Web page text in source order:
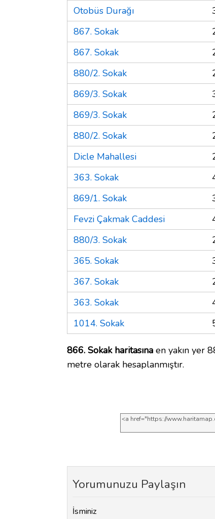
Otobüs Durağı
867. Sokak
867. Sokak
880/2. Sokak
869/3. Sokak
869/3. Sokak
880/2. Sokak
Dicle Mahallesi
363. Sokak
869/1. Sokak
Fevzi Çakmak Caddesi
880/3. Sokak
365. Sokak
367. Sokak
363. Sokak
1014. Sokak
866. Sokak haritasına en yakın yer
metre olarak hesaplanmıştır.
Yorumunuzu Paylaşın
İsminiz